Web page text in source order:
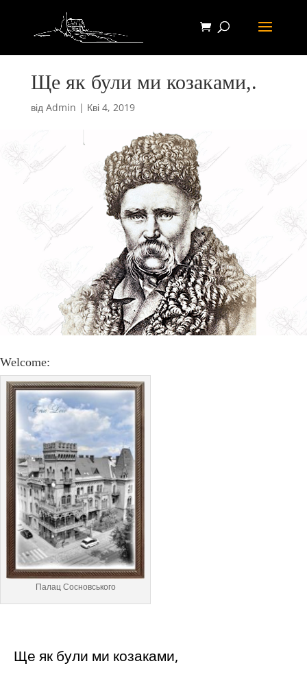
Ще як були ми козаками,.
від Admin | Кві 4, 2019
Welcome:
Палац Сосновського
Ще як були ми козаками,